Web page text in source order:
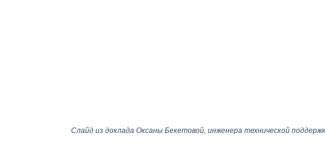
Слайд из доклада Оксаны Бекетовой, инженера технической